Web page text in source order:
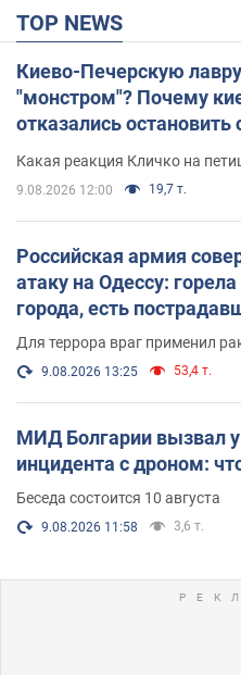
TOP NEWS
Киево-Печерскую
"монстром"? Почему
отказались остановить
Какая реакция Кличко на
9.08.2026 12:00 19,7 т.
Российская армия
атаку на Одессу:
города, есть
Для террора враг применил
9.08.2026 13:25 53,4 т.
МИД Болгарии вызвал
инцидента с дроном:
Беседа состоится 10 августа
9.08.2026 11:58 3,6 т.